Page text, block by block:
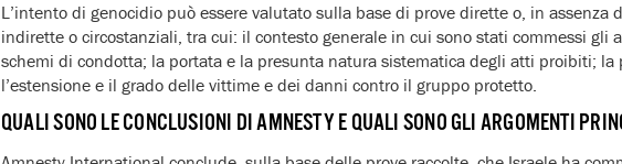
L’intento di genocidio può essere valutato sulla base di prove dirette o, in assenza
indirette o circostanziali, tra cui: il contesto generale in cui sono stati commessi gli
schemi di condotta; la portata e la presunta natura sistematica degli atti proibiti; la
l’estensione e il grado delle vittime e dei danni contro il gruppo protetto.
QUALI SONO LE CONCLUSIONI DI AMNESTY E QUALI SONO GLI ARGOMENTI